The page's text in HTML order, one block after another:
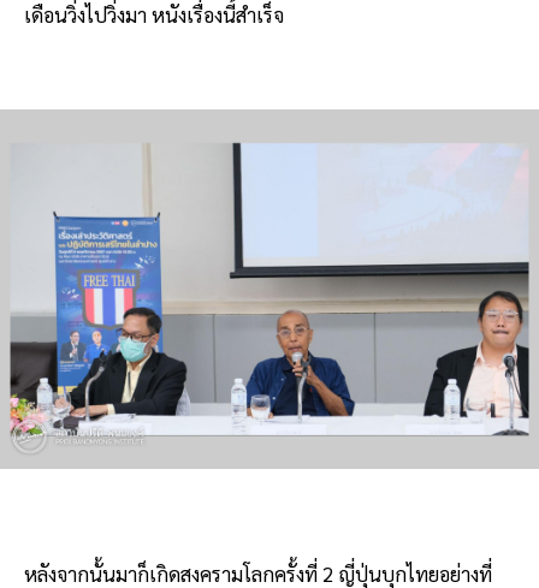
เดือนวิ่งไปวิ่งมา หนังเรื่องนี้สำเร็จ
หลังจากนั้นมาก็เกิดสงครามโลกครั้งที่ 2 ญี่ปุ่นบุกไทยอย่างที่